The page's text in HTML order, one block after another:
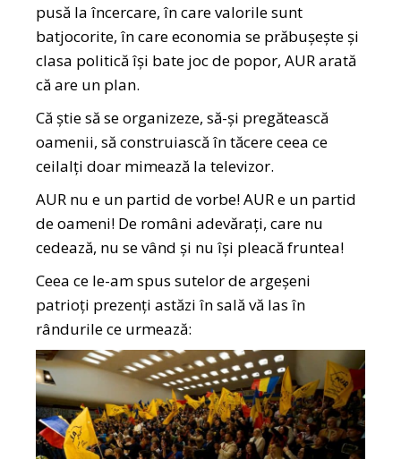
pusă la încercare, în care valorile sunt
batjocorite, în care economia se prăbușește și
clasa politică își bate joc de popor, AUR arată
că are un plan.
Că știe să se organizeze, să-și pregătească
oamenii, să construiască în tăcere ceea ce
ceilalți doar mimează la televizor.
AUR nu e un partid de vorbe! AUR e un partid
de oameni! De români adevărați, care nu
cedează, nu se vând și nu își pleacă fruntea!
Ceea ce le-am spus sutelor de argeșeni
patrioți prezenți astăzi în sală vă las în
rândurile ce urmează: